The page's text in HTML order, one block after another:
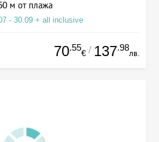
м от плажа
- 30.09 + all inclusive
70.55
€ / 137.98
лв.